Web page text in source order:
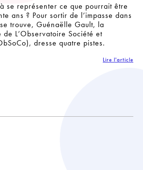
se représenter ce que pourrait être
ans ? Pour sortir de l’impasse dans
trouve, Guénaëlle Gault, la
L’Observatoire Société et
dresse quatre pistes.
Lire l'article